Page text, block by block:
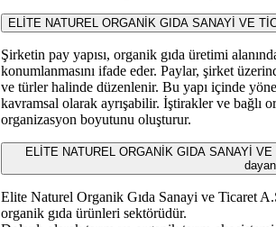
ELİTE NATUREL ORGANİK GIDA SANAYİ VE
Şirketin pay yapısı, organik gıda üretimi
konumlanmasını ifade eder. Paylar, şirket
ve türler halinde düzenlenir. Bu yapı içinde
kavramsal olarak ayrışabilir. İştirakler ve bağlı
organizasyon boyutunu oluşturur.
ELİTE NATUREL ORGANİK GIDA SANAYİ
Elite Naturel Organik Gıda Sanayi ve Ticaret
organik gıda ürünleri sektörüdür.